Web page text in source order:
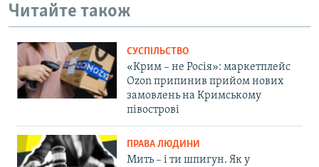
Читайте також
СУСПІЛЬСТВО
«Крим – не Росія»: маркетплейс
Ozon припинив прийом нових
замовлень на Кримському
півострові
ПРАВА ЛЮДИНИ
Мить – і ти шпигун. Як у